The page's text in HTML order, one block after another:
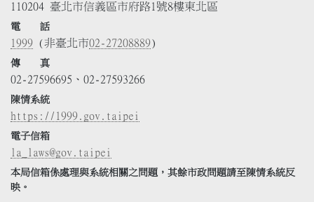
110204 臺北市信義區市府路1號8樓東北區
電 話
1999 (非臺北市02-27208889)
傳 真
02-27596695、02-27593266
陳情系統
https://1999.gov.taipei
電子信箱
la_laws@gov.taipei
本局信箱係處理與系統相關之問題，其餘市政問題請至陳情系統反
映。